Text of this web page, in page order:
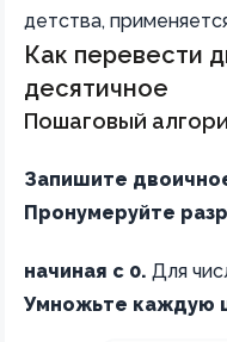
детства,
Как перевести
десятичное
Пошаговый
Запишите
Пронумеруйте
начиная с 0. Для
Умножьте каждую